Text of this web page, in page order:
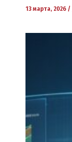
13 марта, 2026 /